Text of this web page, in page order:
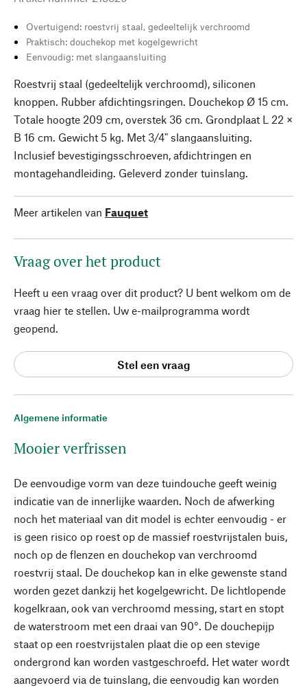
Algemene informatie
Mooier verfrissen
De eenvoudige vorm van deze tuindouche geeft weinig
indicatie van de innerlijke waarden. Noch de afwerking
noch het materiaal van dit model is echter eenvoudig - er
is geen risico op roest op de massief roestvrijstalen buis,
noch op de flenzen en douchekop van verchroomd
roestvrij staal. De douchekop kan in elke gewenste stand
worden gezet dankzij het kogelgewricht. De lichtlopende
kogelkraan, ook van verchroomd messing, start en stopt
de waterstroom met een draai van 90°. De douchepijp
staat op een roestvrijstalen plaat die op een stevige
ondergrond kan worden vastgeschroefd. Het water wordt
aangevoerd via de tuinslang, die eenvoudig kan worden
Overtuigend: roestvrij staal, gedeeltelijk verchroomd
Praktisch: douchekop met kogelgewricht
Eenvoudig: met slangaansluiting
Roestvrij staal (gedeeltelijk verchroomd), siliconen
knoppen. Rubber afdichtingsringen. Douchekop Ø 15 cm.
Totale hoogte 209 cm, overstek 36 cm. Grondplaat L 22 ×
B 16 cm. Gewicht 5 kg. Met 3/4" slangaansluiting.
Inclusief bevestigingsschroeven, afdichtringen en
montagehandleiding. Geleverd zonder tuinslang.
Meer artikelen van Fauquet
Vraag over het product
Heeft u een vraag over dit product? U bent welkom om de
vraag hier te stellen. Uw e-mailprogramma wordt
geopend.
Stel een vraag